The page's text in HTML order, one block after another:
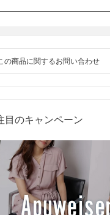
の商品に関するお問い合わせ
目のキャンペーン